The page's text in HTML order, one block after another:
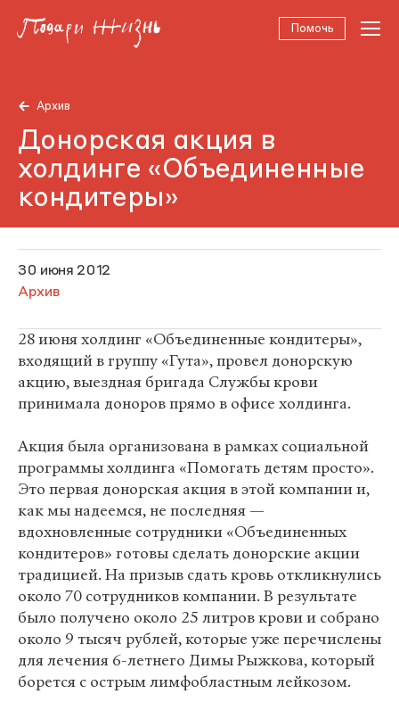
Помочь
Архив
Донорская акция в
холдинге «Объединенные
кондитеры»
30 июня 2012
Архив
28 июня холдинг «Объединенные кондитеры»,
входящий в группу «Гута», провел донорскую
акцию, выездная бригада Службы крови
принимала доноров прямо в офисе холдинга.
Акция была организована в рамках социальной
программы холдинга «Помогать детям просто».
Это первая донорская акция в этой компании и,
как мы надеемся, не последняя —
вдохновленные сотрудники «Объединенных
кондитеров» готовы сделать донорские акции
традицией. На призыв сдать кровь откликнулись
около 70 сотрудников компании. В результате
было получено около 25 литров крови и собрано
около 9 тысяч рублей, которые уже перечислены
для лечения 6-летнего Димы Рыжкова, который
борется с острым лимфобластным лейкозом.